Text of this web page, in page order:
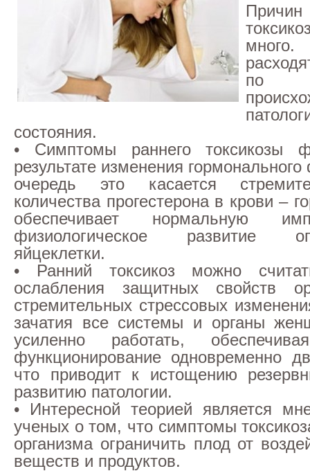
по
состояния.
• Симптомы раннего токсикозы
результате изменения
очередь это касается
количества прогестерона в крови –
обеспечивает нормальную
физиологическое развитие
яйцеклетки.
• Ранний токсикоз можно
ослабления защитных свойств
стремительных стрессовых
зачатия все системы и органы
усиленно работать,
функционирование одновременно
что приводит к истощению
развитию патологии.
• Интересной теорией является
ученых о том, что симптомы
организма ограничить плод от
веществ и продуктов.